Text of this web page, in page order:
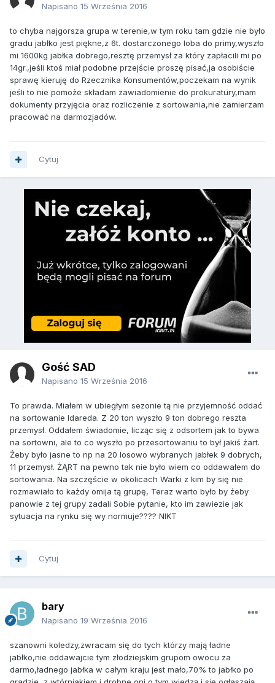
Napisano 15 Września 2016
to chyba najgorsza grupa w terenie,w tym roku tam gdzie nie było
gradu jabłko jest piękne,z 6t. dostarczonego loba do primy,wyszło
mi 1600kg jabłka dobrego,resztę przemysł za który zapłacili mi po
14gr.,jeśli ktoś miał podobne przejście proszę pisać,ja osobiście
sprawę kieruję do Rzecznika Konsumentów,poczekam na wynik
jeśli to nie pomoże składam zawiadomienie do prokuratury,mam
dokumenty przyjęcia oraz rozliczenie z sortowania,nie zamierzam
pracować na darmozjadów.
Cytuj
Gość SAD
Napisano 15 Września 2016
To prawda. Miałem w ubiegłym sezonie tą nie przyjemność oddać
na sortowanie Idareda. Z 20 ton wyszło 9 ton dobrego reszta
przemysł. Oddałem świadomie, licząc się z odsortem jak to bywa
na sortowni, ale to co wyszło po przesortowaniu to był jakiś żart.
Żeby było jasne to np na 20 losowo wybranych jabłek 9 dobrych,
11 przemysł. ŻĄRT na pewno tak nie było wiem co oddawałem do
sortowania. Na szczęście w okolicach Warki z kim by się nie
rozmawiało to każdy omija tą grupę, Teraz warto było by żeby
panowie z tej grupy zadali Sobie pytanie, kto im zawiezie jak
sytuacja na rynku się wy normuje???? NIKT
Cytuj
bary
Napisano 19 Września 2016
szanowni koledzy,zwracam się do tych którzy mają ładne
jabłko,nie oddawajcie tym złodziejskim grupom owocu za
darmo,ładnego jabłka w całym kraju jest mało,70% to jabłko po